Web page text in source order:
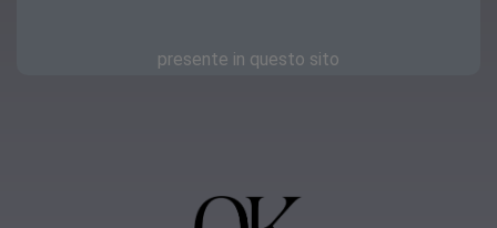
presente in questo sito